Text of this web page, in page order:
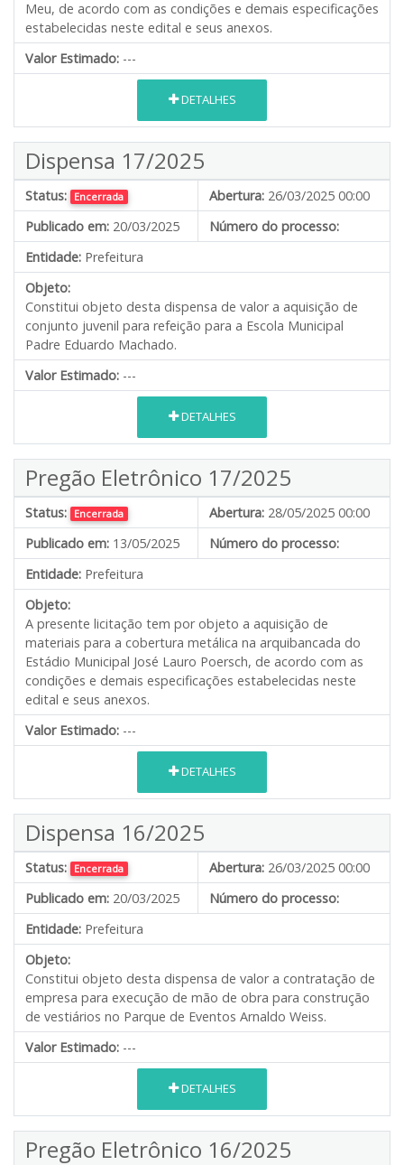
Meu, de acordo com as condições e demais especificações
estabelecidas neste edital e seus anexos.
Valor Estimado: ---
DETALHES
Dispensa 17/2025
Status: Encerrada Abertura: 26/03/2025 00:00
Publicado em: 20/03/2025
Número do processo:
Entidade: Prefeitura
Objeto:
Constitui objeto desta dispensa de valor a aquisição de
conjunto juvenil para refeição para a Escola Municipal
Padre Eduardo Machado.
Valor Estimado: ---
DETALHES
Pregão Eletrônico 17/2025
Status: Encerrada Abertura: 28/05/2025 00:00
Publicado em: 13/05/2025
Número do processo:
Entidade: Prefeitura
Objeto:
A presente licitação tem por objeto a aquisição de
materiais para a cobertura metálica na arquibancada do
Estádio Municipal José Lauro Poersch, de acordo com as
condições e demais especificações estabelecidas neste
edital e seus anexos.
Valor Estimado: ---
DETALHES
Dispensa 16/2025
Status: Encerrada Abertura: 26/03/2025 00:00
Publicado em: 20/03/2025
Número do processo:
Entidade: Prefeitura
Objeto:
Constitui objeto desta dispensa de valor a contratação de
empresa para execução de mão de obra para construção
de vestiários no Parque de Eventos Arnaldo Weiss.
Valor Estimado: ---
DETALHES
Pregão Eletrônico 16/2025